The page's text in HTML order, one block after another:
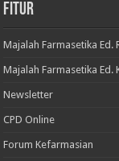
Fitur
Majalah Farmasetika Ed.
Majalah Farmasetika Ed.
Newsletter
CPD Online
Forum Kefarmasian